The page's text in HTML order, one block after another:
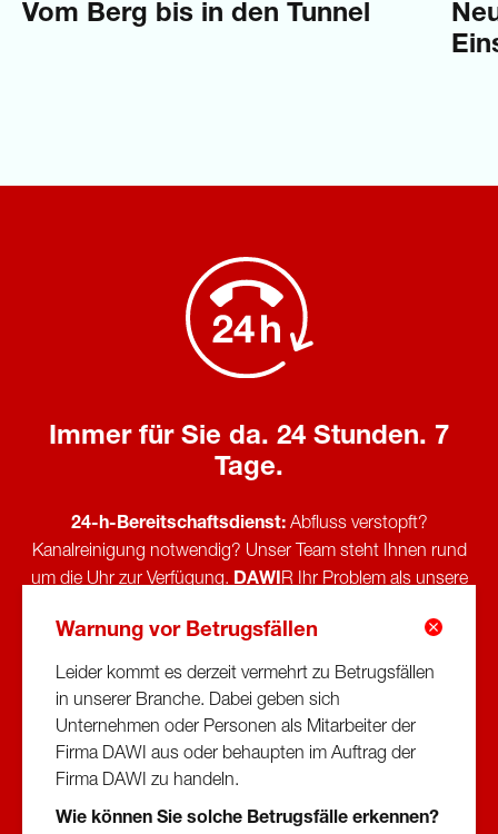
Vom Berg bis in den Tunnel
Immer für Sie da. 24 Stunden. 7
Tage.
24-h-Bereitschaftsdienst:Abfluss verstopft?
Kanalreinigung notwendig? Unser Team steht Ihnen rund
um die Uhr zur Verfügung. DAWIR Ihr Problem als unsere
Montag–Donnerstag 07:00–17:00 Uhr
Freitag 07:00–15:00 Uhr
0800 24 00 00
Warnung vor Betrugsfällen
Leider kommt es derzeit vermehrt zu Betrugsfällen
in unserer Branche. Dabei geben sich
Unternehmen oder Personen als Mitarbeiter der
Firma DAWI aus oder behaupten im Auftrag der
Firma DAWI zu handeln.
Wie können Sie solche Betrugsfälle erkennen?